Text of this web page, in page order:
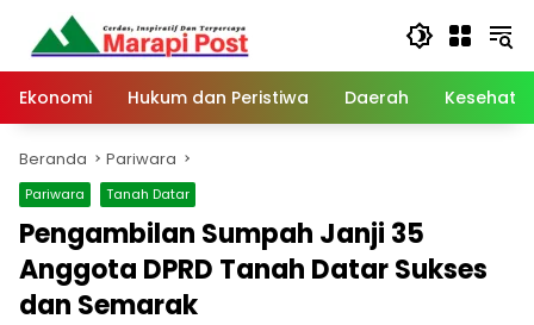
Langsung
konten
Ekonomi
Hukum dan Peristiwa Daerah
Beranda Pariwara
Pariwara Tanah Datar
Pengambilan Sumpah Janji 35
Anggota DPRD Tanah Datar Sukses
dan Semarak